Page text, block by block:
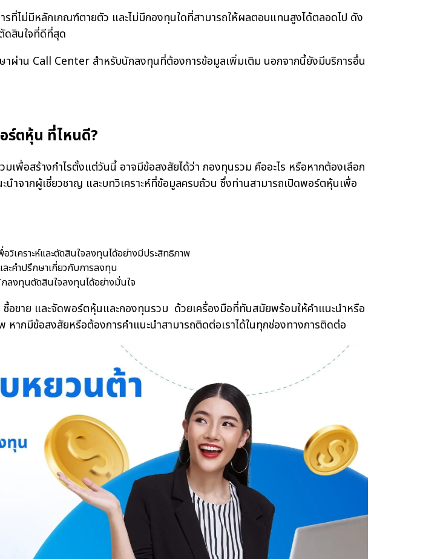
ไม่มีหลักเกณฑ์ตายตัว และไม่มีกองทุนใดที่สามารถให้ผลตอบแทนสูงได้ตลอดไป ดัง
ดสินใจที่ดีที่สุด
าน Call Center สำหรับนักลงทุนที่ต้องการข้อมูลเพิ่มเติม นอกจากนี้ยังมีบริการอื่น
ร์ตหุ้น ที่ไหนดี?
สร้างกำไรตั้งแต่วันนี้ อาจมีข้อสงสัยได้ว่า กองทุนรวม คืออะไร หรือหากต้องเลือก
ำจากผู้เชี่ยวชาญ และบทวิเคราะห์ที่ข้อมูลครบถ้วน ซึ่งท่านสามารถเปิดพอร์ตหุ้นเพื่อ
เคราะห์และตัดสินใจลงทุนได้อย่างมีประสิทธิภาพ
ะคำปรึกษาเกี่ยวกับการลงทุน
ลงทุนตัดสินใจลงทุนได้อย่างมั่นใจ
ย และจัดพอร์ตหุ้นและกองทุนรวม ด้วยเครื่องมือที่ทันสมัยพร้อมให้คำแนะนำหรือ
ากมีข้อสงสัยหรือต้องการคำแนะนำสามารถติดต่อเราได้ในทุกช่องทางการติดต่อ